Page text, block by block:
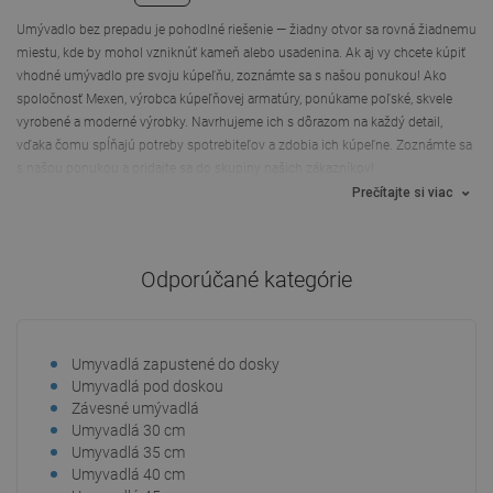
Umývadlo bez prepadu je pohodlné riešenie — žiadny otvor sa rovná žiadnemu
miestu, kde by mohol vzniknúť kameň alebo usadenina. Ak aj vy chcete kúpiť
vhodné umývadlo pre svoju kúpeľňu, zoznámte sa s našou ponukou! Ako
spoločnosť Mexen, výrobca kúpeľňovej armatúry, ponúkame poľské, skvele
vyrobené a moderné výrobky. Navrhujeme ich s dôrazom na každý detail,
vďaka čomu spĺňajú potreby spotrebiteľov a zdobia ich kúpeľne. Zoznámte sa
Prečítajte si viac
Odporúčané kategórie
Umyvadlá zapustené do dosky
Umyvadlá pod doskou
Závesné umývadlá
Umyvadlá 30 cm
Umyvadlá 35 cm
Umyvadlá 40 cm